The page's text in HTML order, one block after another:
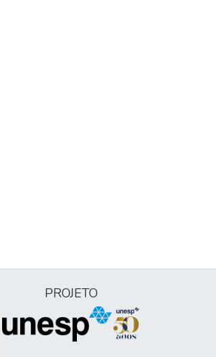
PROJETO